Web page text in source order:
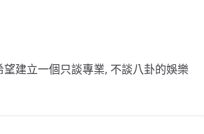
建立一個只談專業, 不談八卦的娛樂